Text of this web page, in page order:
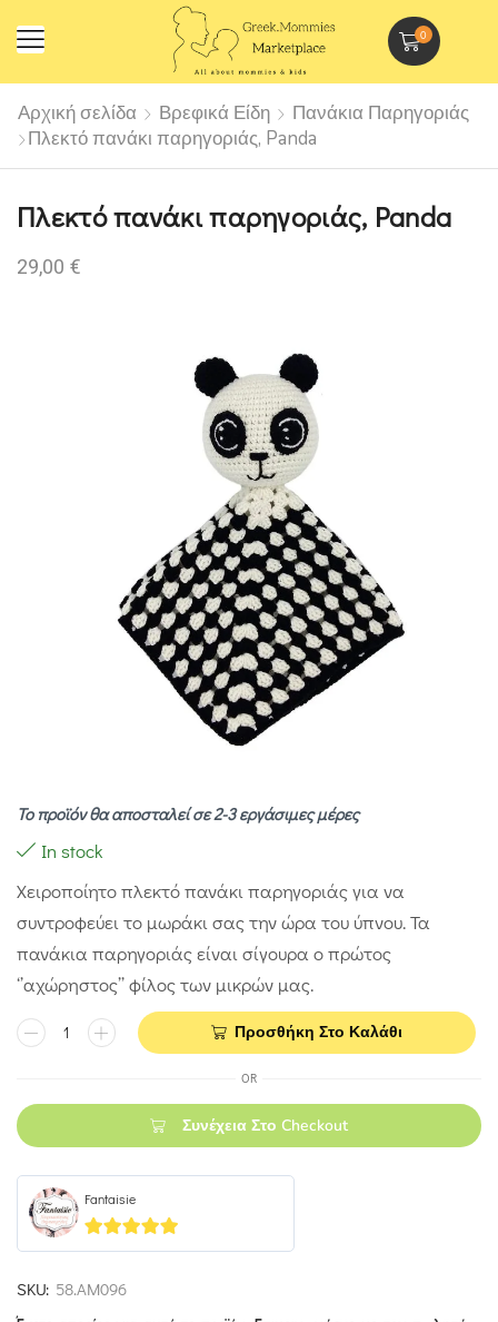
0
Αρχική σελίδα Βρεφικά Είδη
Πανάκια Παρηγοριάς
Πλεκτό πανάκι παρηγοριάς, Panda
Πλεκτό πανάκι παρηγοριάς, Panda
29,00 €
Το προϊόν θα αποσταλεί σε 2-3 εργάσιμες μέρες
In stock
Χειροποίητο πλεκτό πανάκι παρηγοριάς για να
συντροφεύει το μωράκι σας την ώρα του ύπνου. Τα
πανάκια παρηγοριάς είναι σίγουρα ο πρώτος
‘’αχώρηστος’’ φίλος των μικρών μας.
Προσθήκη Στο Καλάθι
OR
Συνέχεια Στο Checkout
Fantaisie
5out of 5
SKU: 58.ΑΜ096